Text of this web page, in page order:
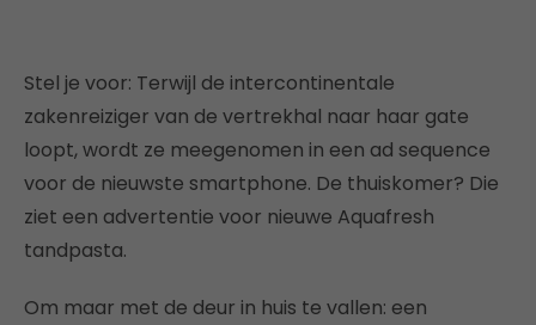
Stel je voor: Terwijl de intercontinentale
zakenreiziger van de vertrekhal naar haar gate
loopt, wordt ze meegenomen in een ad sequence
voor de nieuwste smartphone. De thuiskomer? Die
ziet een advertentie voor nieuwe Aquafresh
tandpasta.
Om maar met de deur in huis te vallen: een